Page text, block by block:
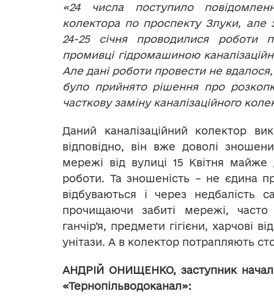
«24 числа поступило
колектора по проспекту Злуки, але
24-25 січня проводилися роботи
промивці гідромашиною
Але дані роботи провести не вдалося,
було прийнято рішення про
часткову заміну каналізаційного
Даний каналізаційний колектор
відповідно, він вже доволі
мережі від вулиці 15 Квітня
роботи. Та зношеність – не єдина
відбуваються і через недбалість
прочищаючи забиті мережі, часто
ганчір’я, предмети гігієни, харчові
унітази. А в колектор потрапляють
АНДРІЙ ОНИЩЕНКО, заступник
«Тернопільводоканал»: